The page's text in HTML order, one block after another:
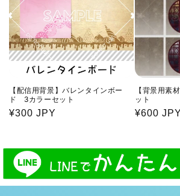
【配信用背景】バレンタインボー
ド 3カラーセット
通
格
¥300 JPY
【背景用素
ット
通
格
¥600 JPY